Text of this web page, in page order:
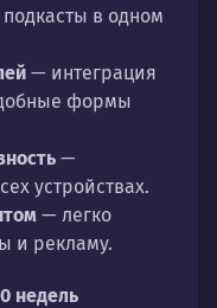
в одном
— интеграция
формы
—
устройствах.
— легко
и рекламу.
недель